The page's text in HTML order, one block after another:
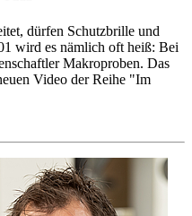
dürfen Schutzbrille und
wird es nämlich oft heiß: Bei
Makroproben. Das
Video der Reihe "Im